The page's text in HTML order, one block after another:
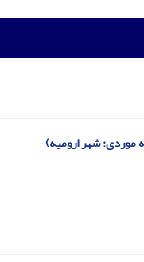
موردی: شهر ارومیه)